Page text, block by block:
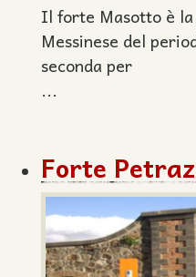
Il forte Masotto è
Messinese del
seconda per
...
Forte